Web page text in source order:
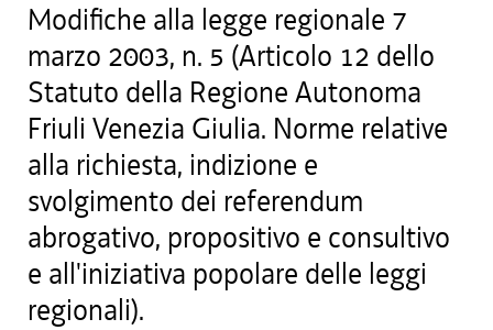
Modifiche alla legge regionale 7
marzo 2003, n. 5 (Articolo 12 dello
Statuto della Regione Autonoma
Friuli Venezia Giulia. Norme relative
alla richiesta, indizione e
svolgimento dei referendum
abrogativo, propositivo e consultivo
e all'iniziativa popolare delle leggi
regionali).